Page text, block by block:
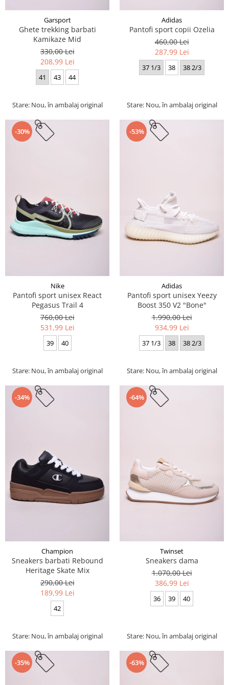
Garsport
Ghete trekking barbati
Kamikaze Mid
330,00 Lei
208,99 Lei
41 43 44
Stare: Nou, în ambalaj original
Adidas
Pantofi sport copii Ozelia
460,00 Lei
287,99 Lei
37 1/3 38 38 2/3
Stare: Nou, în ambalaj original
-30%
Nike
Pantofi sport unisex React
Pegasus Trail 4
760,00 Lei
531,99 Lei
39 40
Stare: Nou, în ambalaj original
-53%
Adidas
Pantofi sport unisex Yeezy
Boost 350 V2 "Bone"
1.990,00 Lei
934,99 Lei
37 1/3 38 38 2/3
Stare: Nou, în ambalaj original
-34%
Champion
Sneakers barbati Rebound
Heritage Skate Mix
290,00 Lei
189,99 Lei
42
Stare: Nou, în ambalaj original
-64%
Twinset
Sneakers dama
1.070,00 Lei
386,99 Lei
36 39 40
Stare: Nou, în ambalaj original
-35% -63%